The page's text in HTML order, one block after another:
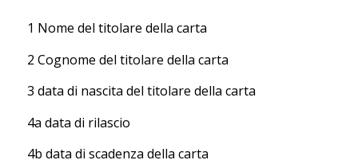
1 Nome del titolare della carta
2 Cognome del titolare della carta
3 data di nascita del titolare della carta
4a data di rilascio
4b data di scadenza della carta